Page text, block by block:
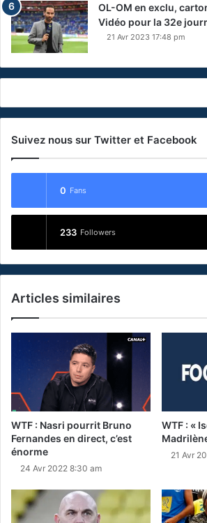
OL-OM en exclu,
Vidéo pour la 32e
21 Avr 2023 17:48 pm
Suivez nous sur Twitter et Facebook
0 Fans
233 Followers
Articles similaires
WTF : Nasri pourrit Bruno
Fernandes en direct, c’est
énorme
24 Avr 2022 8:30 am
WTF : «
21 Avr